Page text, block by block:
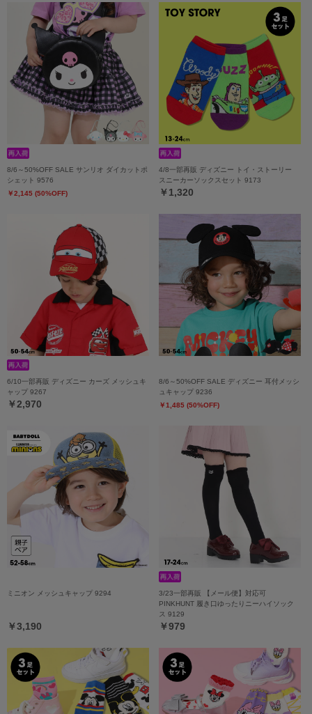
8/6～50%OFF SALE サンリオ ダイカットポ
シェット 9576
￥2,145 (50%OFF)
4/8一部再販 ディズニー トイ・ストーリー
スニーカーソックスセット 9173
￥1,320
6/10一部再販 ディズニー カーズ メッシュキ
ャップ 9267
￥2,970
8/6～50%OFF SALE ディズニー 耳付メッシ
ュキャップ 9236
￥1,485 (50%OFF)
ミニオン メッシュキャップ 9294
￥3,190
3/23一部再販 【メール便】対応可
PINKHUNT 履き口ゆったりニーハイソック
ス 9129
￥979